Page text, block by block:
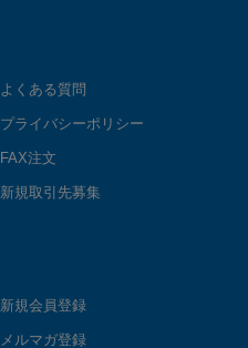
よくある質問
プライバシーポリシー
FAX注文
新規取引先募集
新規会員登録
メルマガ登録